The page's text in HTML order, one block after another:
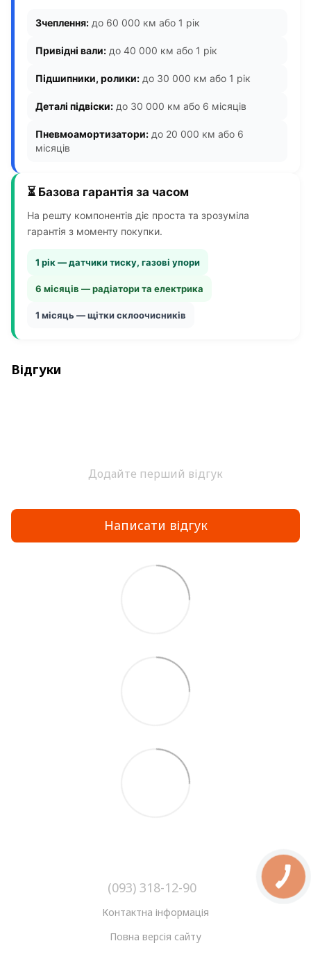
Зчеплення: до 60 000 км або 1 рік
Привідні вали: до 40 000 км або 1 рік
Підшипники, ролики: до 30 000 км або 1 рік
Деталі підвіски: до 30 000 км або 6 місяців
Пневмоамортизатори: до 20 000 км або 6
місяців
⏳ Базова гарантія за часом
На решту компонентів діє проста та зрозуміла
гарантія з моменту покупки.
1 рік — датчики тиску, газові упори
6 місяців — радіатори та електрика
1 місяць — щітки склоочисників
Відгуки
Додайте перший відгук
Написати відгук
(093) 318-12-90
Контактна інформація
Повна версія сайту